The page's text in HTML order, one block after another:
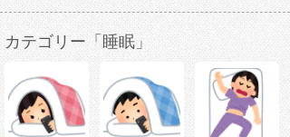
カテゴリー「睡眠」